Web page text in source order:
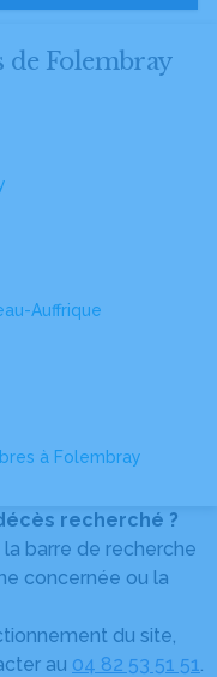
de Folembray
Auffrique
à Folembray
recherché ?
barre de recherche
concernée ou la
du site,
au 04 82 53 51 51.